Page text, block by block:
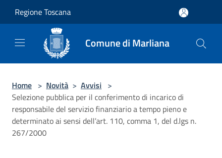
Regione Toscana
Comune di Marliana
Home > Novità > Avvisi >
Selezione pubblica per il conferimento di incarico di
responsabile del servizio finanziario a tempo pieno e
determinato ai sensi dell’art. 110, comma 1, del d.lgs n.
267/2000